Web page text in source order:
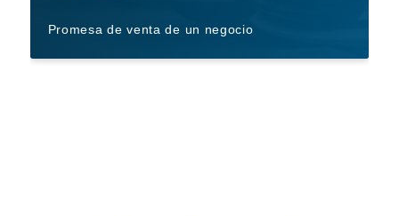
Promesa de venta de un negocio